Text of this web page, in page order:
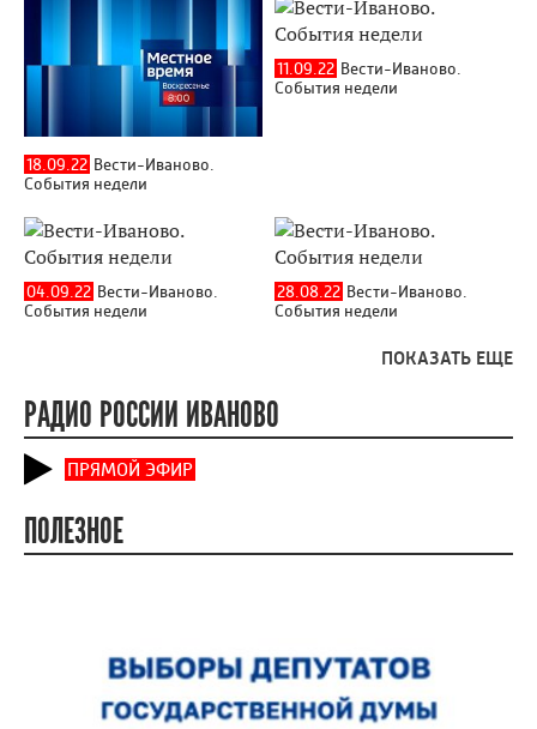
18.09.22 Вести-Иваново.
События недели
11.09.22 Вести-Иваново.
События недели
04.09.22 Вести-Иваново.
События недели
28.08.22 Вести-Иваново.
События недели
ПОКАЗАТЬ ЕЩЕ
РАДИО РОССИИ ИВАНОВО
ПРЯМОЙ ЭФИР
ПОЛЕЗНОЕ